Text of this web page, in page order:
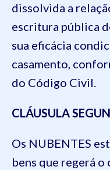
dissolvida a
escritura pública
sua eficácia
casamento,
do Código Civil.
CLÁUSULA
Os NUBENTES
bens que regerá o